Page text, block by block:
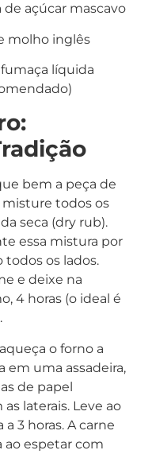
de açúcar mascavo
molho inglês
líquida
bem a peça de
todos os
seca (dry rub).
essa mistura por
todos os lados.
e deixe na
4 horas (o ideal é
o forno a
em uma assadeira,
de papel
laterais. Leve ao
3 horas. A carne
espetar com